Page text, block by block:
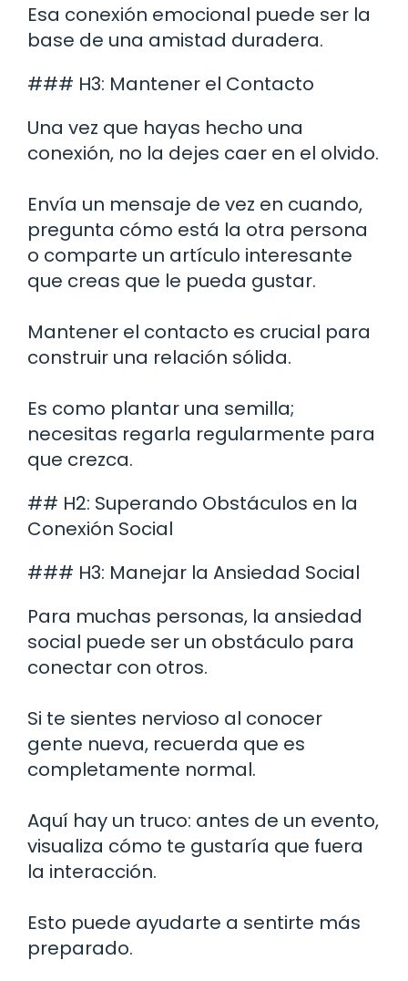
Esa conexión emocional puede ser la
base de una amistad duradera.
### H3: Mantener el Contacto
Una vez que hayas hecho una
conexión, no la dejes caer en el olvido.
Envía un mensaje de vez en cuando,
pregunta cómo está la otra persona
o comparte un artículo interesante
que creas que le pueda gustar.
Mantener el contacto es crucial para
construir una relación sólida.
Es como plantar una semilla;
necesitas regarla regularmente para
que crezca.
## H2: Superando Obstáculos en la
Conexión Social
### H3: Manejar la Ansiedad Social
Para muchas personas, la ansiedad
social puede ser un obstáculo para
conectar con otros.
Si te sientes nervioso al conocer
gente nueva, recuerda que es
completamente normal.
Aquí hay un truco: antes de un evento,
visualiza cómo te gustaría que fuera
la interacción.
Esto puede ayudarte a sentirte más
preparado.